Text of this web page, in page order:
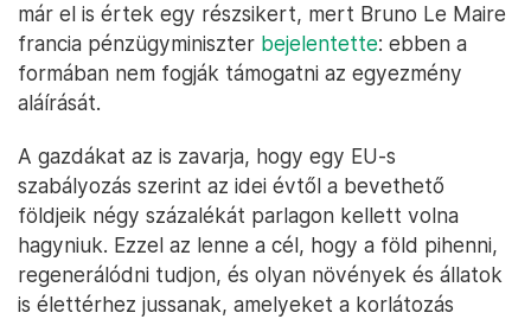
már el is értek egy részsikert, mert Bruno Le Maire
francia pénzügyminiszter bejelentette: ebben a
formában nem fogják támogatni az egyezmény
aláírását.
A gazdákat az is zavarja, hogy egy EU-s
szabályozás szerint az idei évtől a bevethető
földjeik négy százalékát parlagon kellett volna
hagyniuk. Ezzel az lenne a cél, hogy a föld pihenni,
regenerálódni tudjon, és olyan növények és állatok
is élettérhez jussanak, amelyeket a korlátozás